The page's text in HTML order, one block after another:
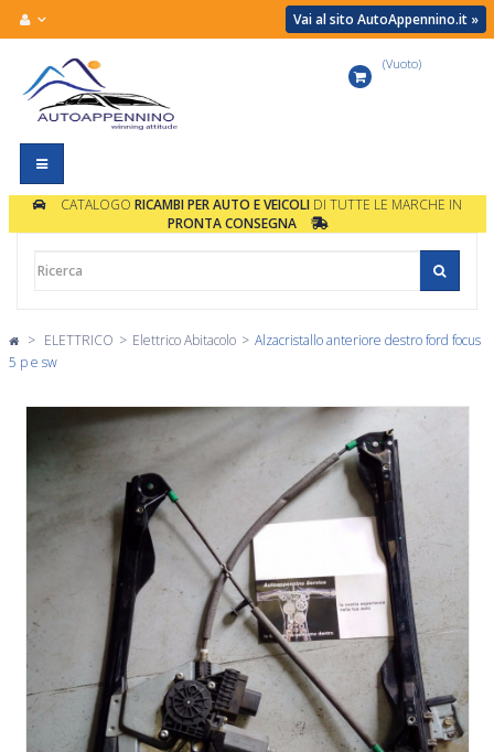
Vai al sito AutoAppennino.it »
Navigazione
Toggle
(Vuoto)
CATALOGO RICAMBI PER AUTO E VEICOLIDI TUTTE LE MARCHE IN
PRONTA CONSEGNA
> ELETTRICO > Elettrico Abitacolo > Alzacristallo anteriore destro ford focus
5 p e sw